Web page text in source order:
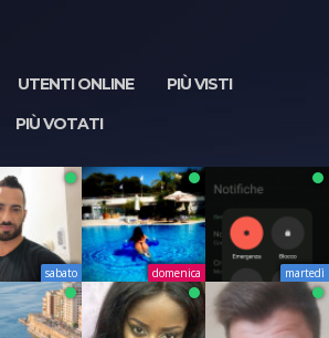
UTENTI ONLINE
PIÙ VISTI
PIÙ VOTATI
sabato domenica martedì